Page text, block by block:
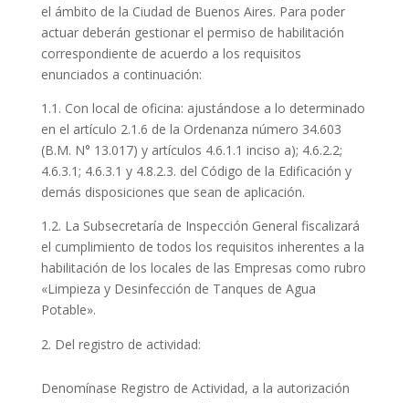
el ámbito de la Ciudad de Buenos Aires. Para poder
actuar deberán gestionar el permiso de habilitación
correspondiente de acuerdo a los requisitos
enunciados a continuación:
1.1. Con local de oficina: ajustándose a lo determinado
en el artículo 2.1.6 de la Ordenanza número 34.603
(B.M. N° 13.017) y artículos 4.6.1.1 inciso a); 4.6.2.2;
4.6.3.1; 4.6.3.1 y 4.8.2.3. del Código de la Edificación y
demás disposiciones que sean de aplicación.
1.2. La Subsecretaría de Inspección General fiscalizará
el cumplimiento de todos los requisitos inherentes a la
habilitación de los locales de las Empresas como rubro
«Limpieza y Desinfección de Tanques de Agua
Potable».
Del registro de actividad:
Denomínase Registro de Actividad, a la autorización